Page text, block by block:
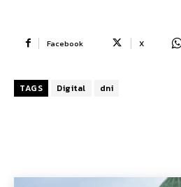
Facebook X
TAGS Digital dni